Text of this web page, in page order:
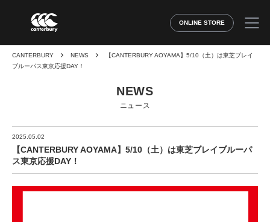
ONLINE STORE
CANTERBURY NEWS
【CANTERBURY AOYAMA】5/10（土）は東芝ブレイ
ブルーパス東京応援DAY！
NEWS
ニュース
2025.05.02
【CANTERBURY AOYAMA】5/10（土）は東芝ブレイブルーパ
ス東京応援DAY！